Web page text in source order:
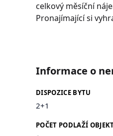
celkový měsíční
Pronajímající si
Informace o
DISPOZICE BYTU
2+1
POČET PODLAŽÍ